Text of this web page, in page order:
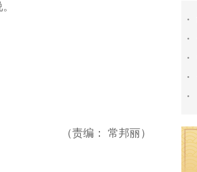
（责编： 常邦丽）